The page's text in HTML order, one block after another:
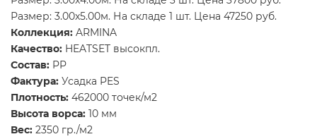
Размер: 3.00x5.00м. На складе 1 шт. Цена 47250 руб.
Коллекция: ARMINA
Качество: HEATSET высокпл.
Состав: PP
Фактура: Усадка PES
Плотность: 462000 точек/м2
Высота ворса: 10 мм
Вес: 2350 гр./м2